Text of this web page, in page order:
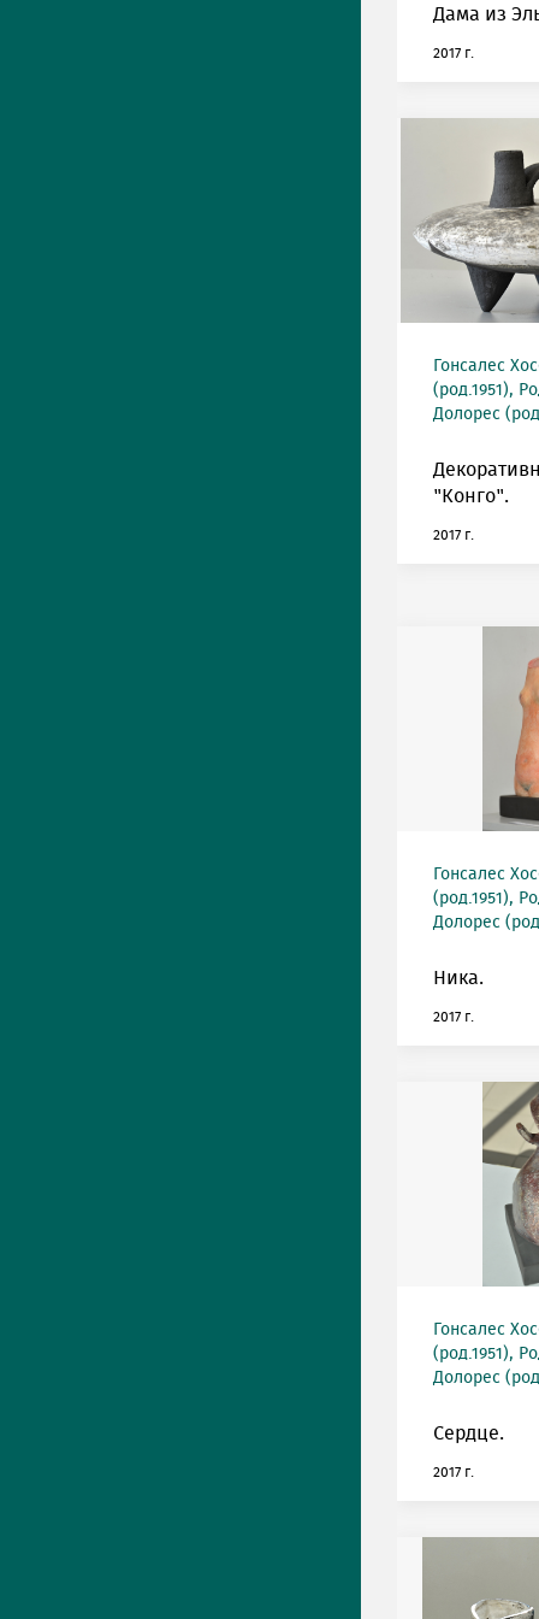
Дама из
2017 г.
Гонсалес
(род.1951),
Долорес
"Конго".
2017 г.
Гонсалес
(род.1951),
Долорес
Ника.
2017 г.
Гонсалес
(род.1951),
Долорес
Сердце.
2017 г.